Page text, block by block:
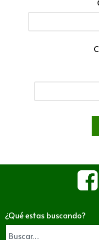
¿Qué estas buscando?